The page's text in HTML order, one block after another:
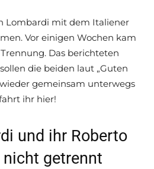
Lombardi mit dem Italiener
Vor einigen Wochen kam
Das berichteten
die beiden laut „Guten
gemeinsam unterwegs
ihr hier!
und ihr Roberto
getrennt